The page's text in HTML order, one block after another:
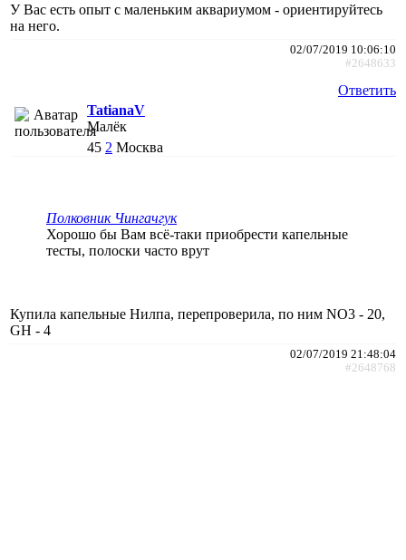
У Вас есть опыт с маленьким аквариумом - ориентируйтесь
на него.
02/07/2019 10:06:10
#2648633
Ответить
TatianaV
Малёк
45 2 Москва
Полковник Чингачгук
Хорошо бы Вам всё-таки приобрести капельные
тесты, полоски часто врут
Купила капельные Нилпа, перепроверила, по ним NO3 - 20,
GH - 4
02/07/2019 21:48:04
#2648768